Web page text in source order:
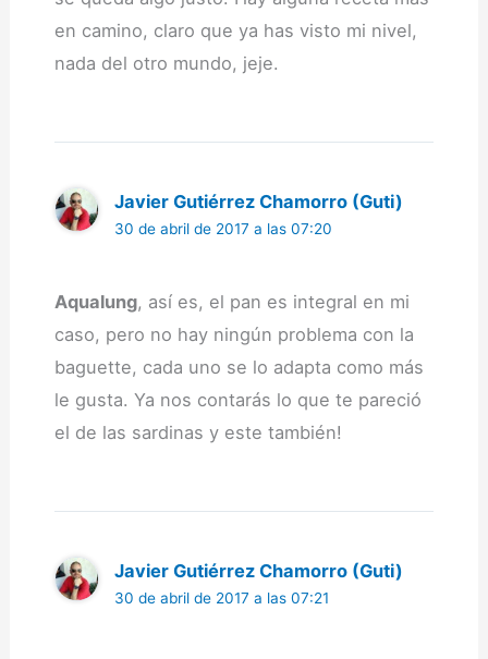
en camino, claro que ya has visto mi nivel,
nada del otro mundo, jeje.
Javier Gutiérrez Chamorro (Guti)
30 de abril de 2017 a las 07:20
Aqualung, así es, el pan es integral en mi
caso, pero no hay ningún problema con la
baguette, cada uno se lo adapta como más
le gusta. Ya nos contarás lo que te pareció
el de las sardinas y este también!
Javier Gutiérrez Chamorro (Guti)
30 de abril de 2017 a las 07:21